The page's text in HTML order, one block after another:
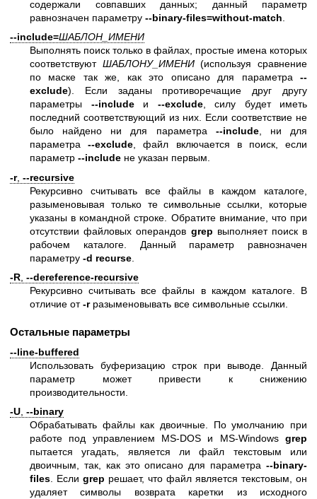
содержали совпавших данных; данный параметр
равнозначен параметру --binary-files=without-match
--include=ШАБЛОН_ИМЕНИ
Выполнять поиск только в файлах, простые имена которых
соответствуют ШАБЛОНУ_ИМЕНИ(используя сравнение
по маске так же, как это описано для параметра --
exclude). Если заданы противоречащие друг другу
параметры --includeи --exclude, силу будет иметь
последний соответствующий из них. Если соответствие не
было найдено ни для параметра --include, ни для
параметра--exclude, файл включается в поиск, если
параметр --include не указан первым.
-r, --recursive
Рекурсивно считывать все файлы в каждом каталоге,
разыменовывая только те символьные ссылки, которые
указаны в командной строке. Обратите внимание, что при
отсутствии файловых операндов grep выполняет поиск в
рабочем каталоге. Данный параметр равнозначен
параметру -d recurse
-R, --dereference-recursive
Рекурсивно считывать все файлы в каждом каталоге. В
отличие от-rразыменовывать все символьные ссылки.
Остальные параметры
--line-buffered
Использовать буферизацию строк при выводе. Данный
параметр может привести к снижению
производительности.
-U, --binary
Обрабатывать файлы как двоичные. По умолчанию при
работе под управлением MS-DOS и MS-Windows grep
пытается угадать, является ли файл текстовым или
двоичным, так, как это описано для параметра --binary-
files. Если grep решает, что файл является текстовым, он
удаляет символы возврата каретки из исходного